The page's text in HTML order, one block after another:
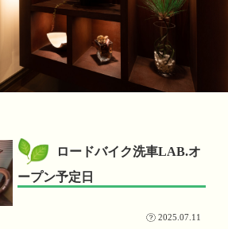
ロードバイク洗車LAB.オ
ープン予定日
2025.07.11